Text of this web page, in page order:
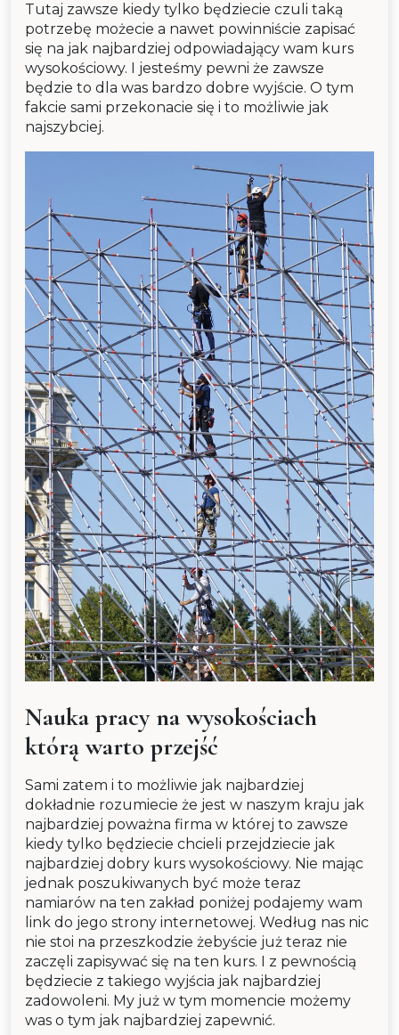
Tutaj zawsze kiedy tylko będziecie czuli taką
potrzebę możecie a nawet powinniście zapisać
się na jak najbardziej odpowiadający wam kurs
wysokościowy. I jesteśmy pewni że zawsze
będzie to dla was bardzo dobre wyjście. O tym
fakcie sami przekonacie się i to możliwie jak
najszybciej.
Nauka pracy na wysokościach
którą warto przejść
Sami zatem i to możliwie jak najbardziej
dokładnie rozumiecie że jest w naszym kraju jak
najbardziej poważna firma w której to zawsze
kiedy tylko będziecie chcieli przejdziecie jak
najbardziej dobry kurs wysokościowy. Nie mając
jednak poszukiwanych być może teraz
namiarów na ten zakład poniżej podajemy wam
link do jego strony internetowej. Według nas nic
nie stoi na przeszkodzie żebyście już teraz nie
zaczęli zapisywać się na ten kurs. I z pewnością
będziecie z takiego wyjścia jak najbardziej
zadowoleni. My już w tym momencie możemy
was o tym jak najbardziej zapewnić.